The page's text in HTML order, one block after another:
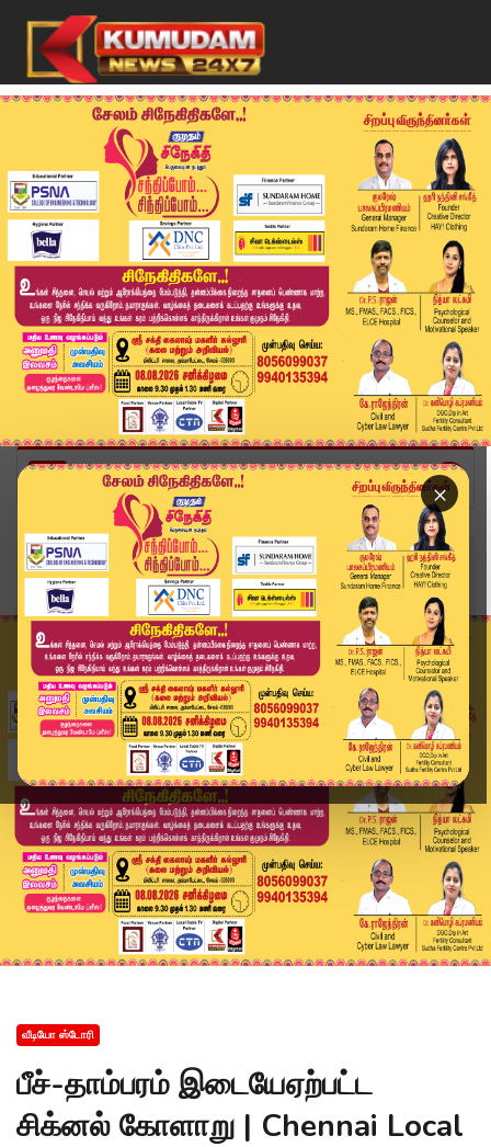
×
Home
வீடியோ ஸ்டோரி
பீச்-தாம்பரம் இடையேஏற்பட்ட சிக்னல் கோளாறு | Che...
வீடியோ ஸ்டோரி
பீச்-தாம்பரம் இடையேஏற்பட்ட
சிக்னல் கோளாறு | Chennai Local